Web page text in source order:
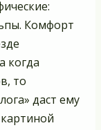
Комфорт
когда
то
даст ему